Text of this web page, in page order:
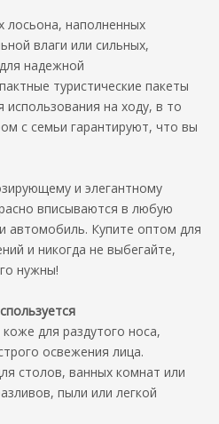
наполненных
влаги или сильных,
надежной
туристические пакеты
на ходу, в то
с семьи гарантируют, что вы
и элегантному
вписываются в любую
автомобиль. Купите оптом для
и никогда не выбегайте,
нужны!
для раздутого носа,
освежения лица.
столов, ванных комнат или
пыли или легкой